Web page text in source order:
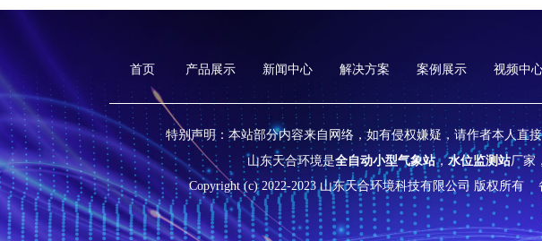
首页 产品展示 新闻中心 解决方案 案例展示 视频中
特别声明：本站部分内容来自网络，如有侵权嫌疑，请作者本人直
山东天合环境是全自动小型气象站，水位监测站厂家
Copyright (c) 2022-2023 山东天合环境科技有限公司 版权所有